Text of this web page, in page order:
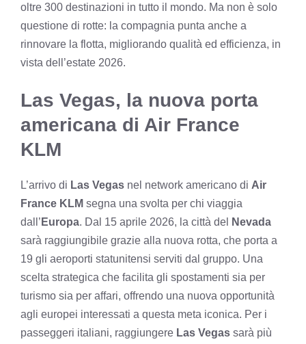
oltre 300 destinazioni in tutto il mondo. Ma non è solo
questione di rotte: la compagnia punta anche a
rinnovare la flotta, migliorando qualità ed efficienza, in
vista dell’estate 2026.
Las Vegas, la nuova porta
americana di Air France
KLM
L’arrivo di Las Vegas nel network americano di Air
France KLM segna una svolta per chi viaggia
dall’ Europa. Dal 15 aprile 2026, la città del
Nevada
sarà raggiungibile grazie alla nuova rotta, che porta a
19 gli aeroporti statunitensi serviti dal gruppo. Una
scelta strategica che facilita gli spostamenti sia per
turismo sia per affari, offrendo una nuova opportunità
agli europei interessati a questa meta iconica. Per i
passeggeri italiani, raggiungere Las Vegas sarà più